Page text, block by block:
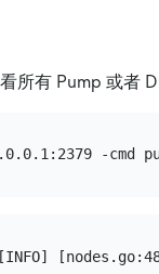
所有 Pump 或者